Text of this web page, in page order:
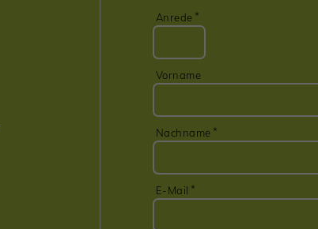
Anrede
Vorname
Nachname
E-Mail